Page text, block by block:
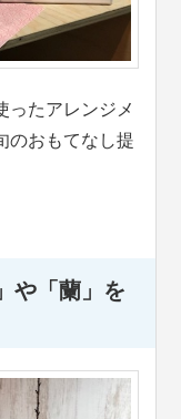
ったアレンジメ
のおもてなし提
や「蘭」を